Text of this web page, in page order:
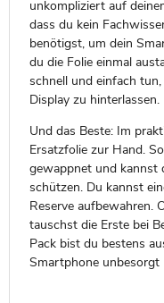
unkompliziert auf
dass du kein
benötigst, um dein
du die Folie einmal
schnell und einfach
Display zu hinterlassen.
Und das Beste: Im
Ersatzfolie zur Hand.
gewappnet und kannst
schützen. Du kannst
Reserve aufbewahren.
tauschst die Erste bei
Pack bist du bestens
Smartphone unbesorgt